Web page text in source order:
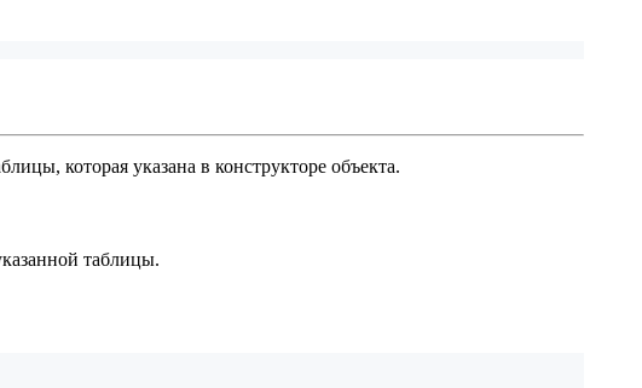
которая указана в конструкторе объекта.
таблицы.